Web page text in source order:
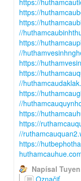
https://
https://
//
https://
//
https://
https://
//
https://
//
https://
https://
//
https://
Napísal
Označiť